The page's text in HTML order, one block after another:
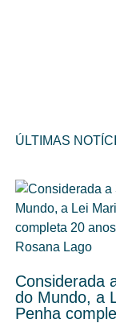
ÚLTIMAS
Considerada
do Mundo, a
Penha